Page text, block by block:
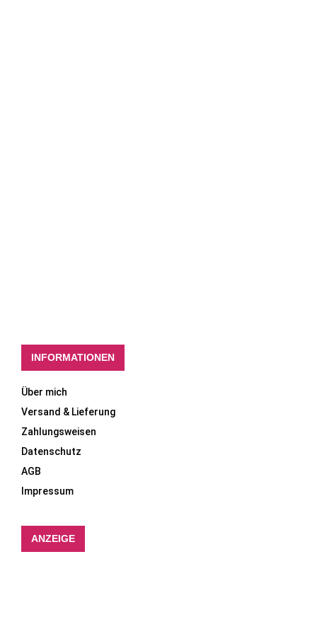
INFORMATIONEN
Über mich
Versand & Lieferung
Zahlungsweisen
Datenschutz
AGB
Impressum
ANZEIGE